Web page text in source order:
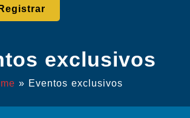
Registrar
exclusivos
» Eventos exclusivos